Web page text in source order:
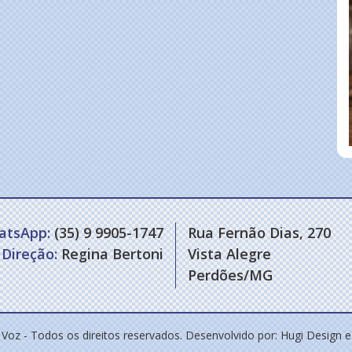
(35) 9 9905-1747
Direção:Regina Bertoni
Rua Fernão Dias, 270
Vista Alegre
Perdões/MG
- Todos os direitos reservados. Desenvolvido por: Hugi Design